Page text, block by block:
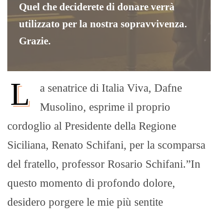
Quel che deciderete di donare verrà
utilizzato per la nostra sopravvivenza.
Grazie.
L
a senatrice di Italia Viva, Dafne
Musolino, esprime il proprio
cordoglio al Presidente della Regione
Siciliana, Renato Schifani, per la scomparsa
del fratello, professor Rosario Schifani.”In
questo momento di profondo dolore,
desidero porgere le mie più sentite